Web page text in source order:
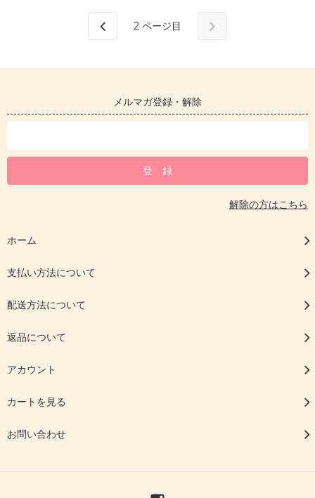
2 ページ目
メルマガ登録・解除
解除の方はこちら
ホーム
支払い方法について
配送方法について
返品について
アカウント
カートを見る
お問い合わせ